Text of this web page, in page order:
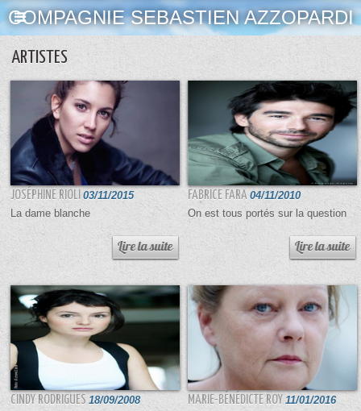
COMPAGNIE SEBASTIEN AZZOPARDI
ARTISTES
JOSÉPHINE RIOLI 03/11/2015
La dame blanche
FABRICE FARA 04/11/2010
On est tous portés sur la question
CINDY RODRIGUES 18/09/2008
MARIE-BÉNÉDICTE ROY 11/01/2016